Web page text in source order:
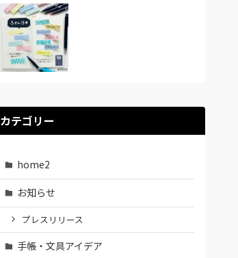
カテゴリー
home2
お知らせ
プレスリリース
手帳・文具アイデア